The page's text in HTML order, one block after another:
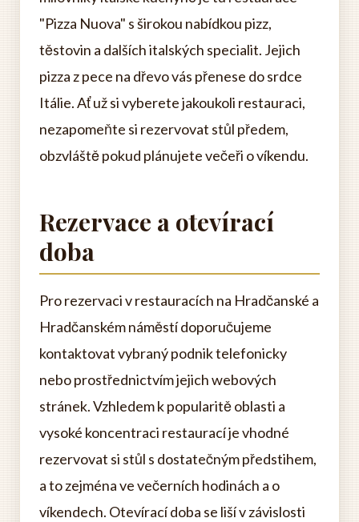
"Pizza Nuova" s širokou nabídkou pizz,
těstovin a dalších italských specialit. Jejich
pizza z pece na dřevo vás přenese do srdce
Itálie. Ať už si vyberete jakoukoli restauraci,
nezapomeňte si rezervovat stůl předem,
obzvláště pokud plánujete večeři o víkendu.
Rezervace a otevírací
doba
Pro rezervaci v restauracích na Hradčanské a
Hradčanském náměstí doporučujeme
kontaktovat vybraný podnik telefonicky
nebo prostřednictvím jejich webových
stránek. Vzhledem k popularitě oblasti a
vysoké koncentraci restaurací je vhodné
rezervovat si stůl s dostatečným předstihem,
a to zejména ve večerních hodinách a o
víkendech. Otevírací doba se liší v závislosti